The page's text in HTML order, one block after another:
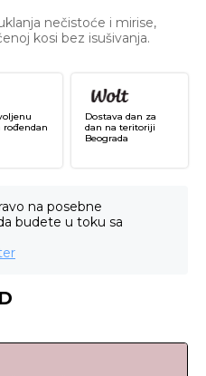
nečistoće i mirise,
kosi bez isušivanja.
rođendan
Dostava dan za
dan na teritoriji
Beograda
na posebne
budete u toku sa